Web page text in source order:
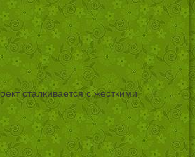
сталкивается с жесткими